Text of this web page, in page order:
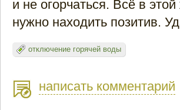
и не огорчаться. Всё в
нужно находить позитив.
отключение горячей воды
написать комментарий